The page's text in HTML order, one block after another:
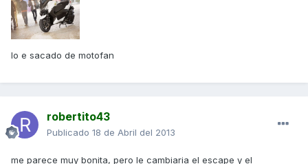
lo e sacado de motofan
robertito43
Publicado 18 de Abril del 2013
me parece muy bonita, pero le cambiaria el escape y el